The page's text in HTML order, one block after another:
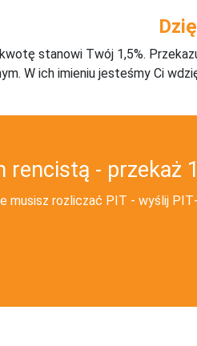
stanowi Twój 1,5%.
W ich imieniu jesteśmy Ci
- przekaż
musisz rozliczać PIT - wyślij